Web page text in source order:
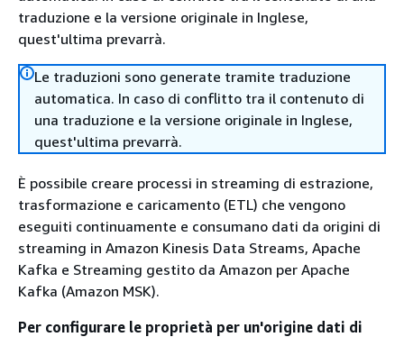
traduzione e la versione originale in Inglese,
quest'ultima prevarrà.
Le traduzioni sono generate tramite traduzione
automatica. In caso di conflitto tra il contenuto di
una traduzione e la versione originale in Inglese,
quest'ultima prevarrà.
È possibile creare processi in streaming di estrazione,
trasformazione e caricamento (ETL) che vengono
eseguiti continuamente e consumano dati da origini di
streaming in Amazon Kinesis Data Streams, Apache
Kafka e Streaming gestito da Amazon per Apache
Kafka (Amazon MSK).
Per configurare le proprietà per un'origine dati di